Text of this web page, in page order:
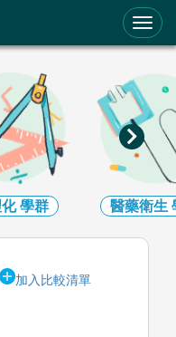
學群 醫藥衛生
加入比較清單